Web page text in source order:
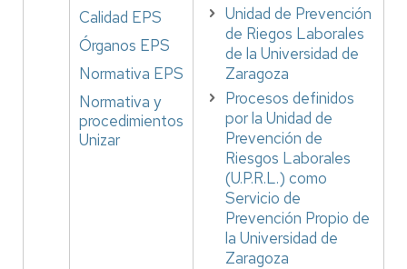
Calidad EPS
Órganos EPS
Normativa EPS
Normativa y
procedimientos
Unizar
Unidad de Prevención
de Riegos Laborales
de la Universidad de
Zaragoza
Procesos definidos
por la Unidad de
Prevención de
Riesgos Laborales
(U.P.R.L.) como
Servicio de
Prevención Propio de
la Universidad de
Zaragoza